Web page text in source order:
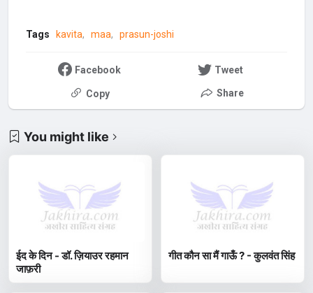
Tags kavita maa prasun-joshi
Facebook Tweet
Copy Share
You might like
ईद के दिन - डॉ. ज़ियाउर रहमान
जाफ़री
गीत कौन सा मैं गाऊँ ? - कुलवंत सिंह